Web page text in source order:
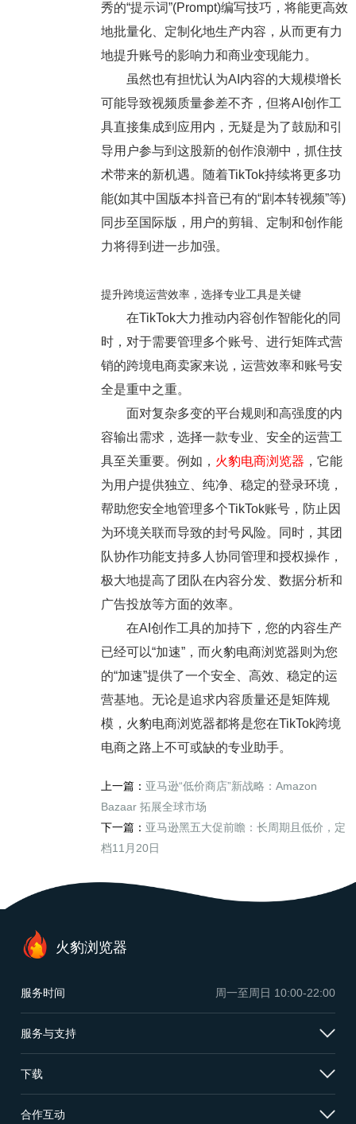
秀的“提示词”(Prompt)编写技巧，将能更高效
地批量化、定制化地生产内容，从而更有力
地提升账号的影响力和商业变现能力。
虽然也有担忧认为AI内容的大规模增长
可能导致视频质量参差不齐，但将AI创作工
具直接集成到应用内，无疑是为了鼓励和引
导用户参与到这股新的创作浪潮中，抓住技
术带来的新机遇。随着TikTok持续将更多功
能(如其中国版本抖音已有的“剧本转视频”等)
同步至国际版，用户的剪辑、定制和创作能
力将得到进一步加强。
提升跨境运营效率，选择专业工具是关键
在TikTok大力推动内容创作智能化的同
时，对于需要管理多个账号、进行矩阵式营
销的跨境电商卖家来说，运营效率和账号安
全是重中之重。
面对复杂多变的平台规则和高强度的内
容输出需求，选择一款专业、安全的运营工
具至关重要。例如， 火豹电商浏览器 ，它能
为用户提供独立、纯净、稳定的登录环境，
帮助您安全地管理多个TikTok账号，防止因
为环境关联而导致的封号风险。同时，其团
队协作功能支持多人协同管理和授权操作，
极大地提高了团队在内容分发、数据分析和
广告投放等方面的效率。
在AI创作工具的加持下，您的内容生产
已经可以“加速”，而火豹电商浏览器则为您
的“加速”提供了一个安全、高效、稳定的运
营基地。无论是追求内容质量还是矩阵规
模，火豹电商浏览器都将是您在TikTok跨境
电商之路上不可或缺的专业助手。
上一篇： 亚马逊“低价商店”新战略：Amazon
Bazaar 拓展全球市场
下一篇： 亚马逊黑五大促前瞻：长周期且低价，定
档11月20日
服务时间 周一至周日 10:00-22:00
火豹浏览器
服务与支持
下载
合作互动